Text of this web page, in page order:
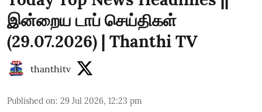
இன்றைய டாப் செய்திகள்
(29.07.2026) | Thanthi TV
thanthitv
Published on: 29 Jul 2026, 12:23 pm